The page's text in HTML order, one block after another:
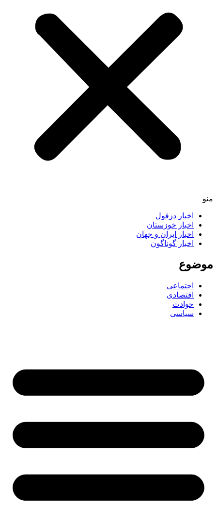
اخبار دزفول
اخبار خوزستان
اخبار ایران و جهان
اخبار گوناگون
اجتماعی
اقتصادی
حوادث
سیاسی